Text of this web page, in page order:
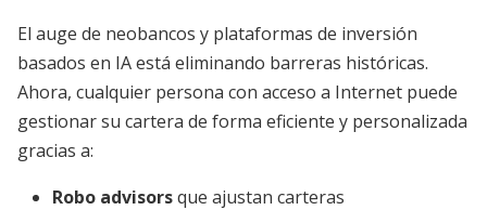
El auge de neobancos y plataformas de inversión
basados en IA está eliminando barreras históricas.
Ahora, cualquier persona con acceso a Internet puede
gestionar su cartera de forma eficiente y personalizada
gracias a:
Robo advisorsque ajustan carteras